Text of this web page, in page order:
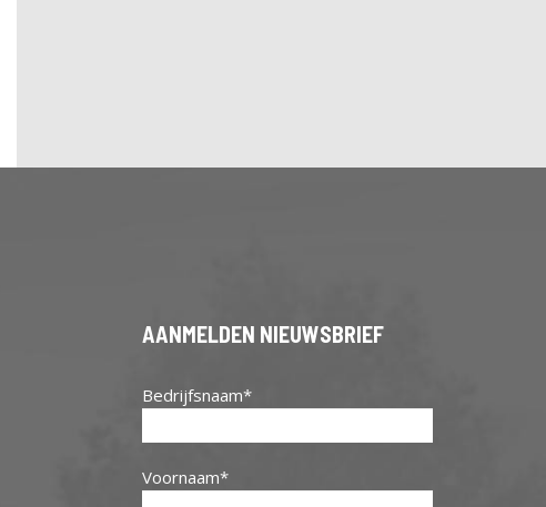
AANMELDEN NIEUWSBRIEF
Bedrijfsnaam
Voornaam